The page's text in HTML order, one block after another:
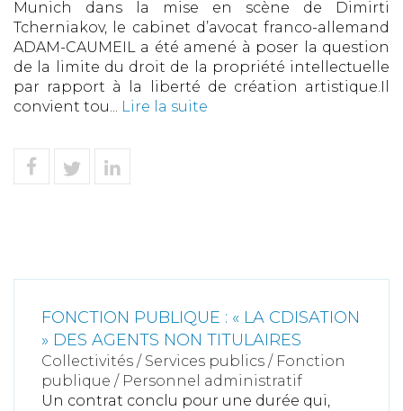
Munich dans la mise en scène de Dimirti
Tcherniakov, le cabinet d’avocat franco-allemand
ADAM-CAUMEIL a été amené à poser la question
de la limite du droit de la propriété intellectuelle
par rapport à la liberté de création artistique.Il
convient tou... Lire la suite
FONCTION PUBLIQUE : « LA CDISATION
» DES AGENTS NON TITULAIRES
Collectivités / Services publics / Fonction
publique / Personnel administratif
Un contrat conclu pour une durée qui,